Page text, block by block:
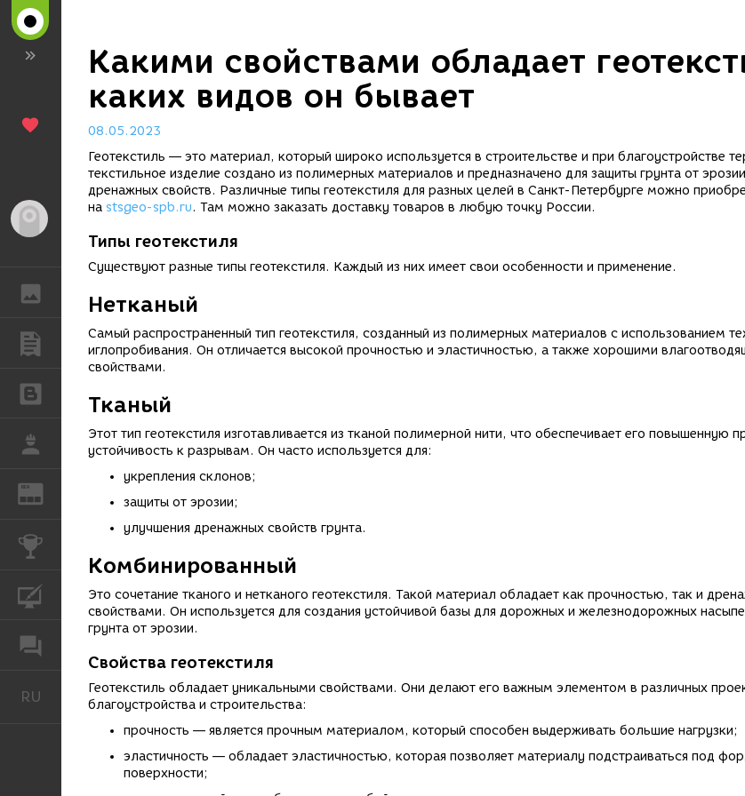
ПУБЛИКАЦИИ
РАБОТА
REN
КУРСЫ
RU Русский
Какими свойствами обладает
каких видов он бывает
08.05.2023
Геотекстиль — это материал, который широко используется в строительстве и при благоустройстве
текстильное изделие создано из полимерных материалов и предназначено для защиты грунта от
дренажных свойств. Различные типы геотекстиля для разных целей в Санкт-Петербурге можно
на stsgeo-spb.ru. Там можно заказать доставку товаров в любую точку России.
Типы геотекстиля
Существуют разные типы геотекстиля. Каждый из них имеет свои особенности и применение.
Нетканый
Самый распространенный тип геотекстиля, созданный из полимерных материалов с использованием
иглопробивания. Он отличается высокой прочностью и эластичностью, а также хорошими
свойствами.
Тканый
Этот тип геотекстиля изготавливается из тканой полимерной нити, что обеспечивает его повышенную
устойчивость к разрывам. Он часто используется для:
укрепления склонов;
защиты от эрозии;
улучшения дренажных свойств грунта.
Комбинированный
Это сочетание тканого и нетканого геотекстиля. Такой материал обладает как прочностью, так и
свойствами. Он используется для создания устойчивой базы для дорожных и железнодорожных
грунта от эрозии.
Свойства геотекстиля
Геотекстиль обладает уникальными свойствами. Они делают его важным элементом в различных
благоустройства и строительства:
прочность — является прочным материалом, который способен выдерживать большие нагрузки;
эластичность — обладает эластичностью, которая позволяет материалу подстраиваться под
поверхности;